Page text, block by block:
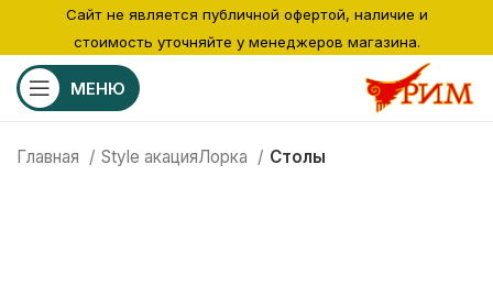
МЕНЮ
Главная Style акацияЛорка Столы
Сайт не является публичной офертой, наличие и
стоимость уточняйте у менеджеров магазина.